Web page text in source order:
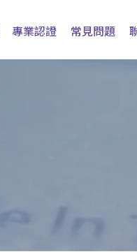
專業認證 常見問題